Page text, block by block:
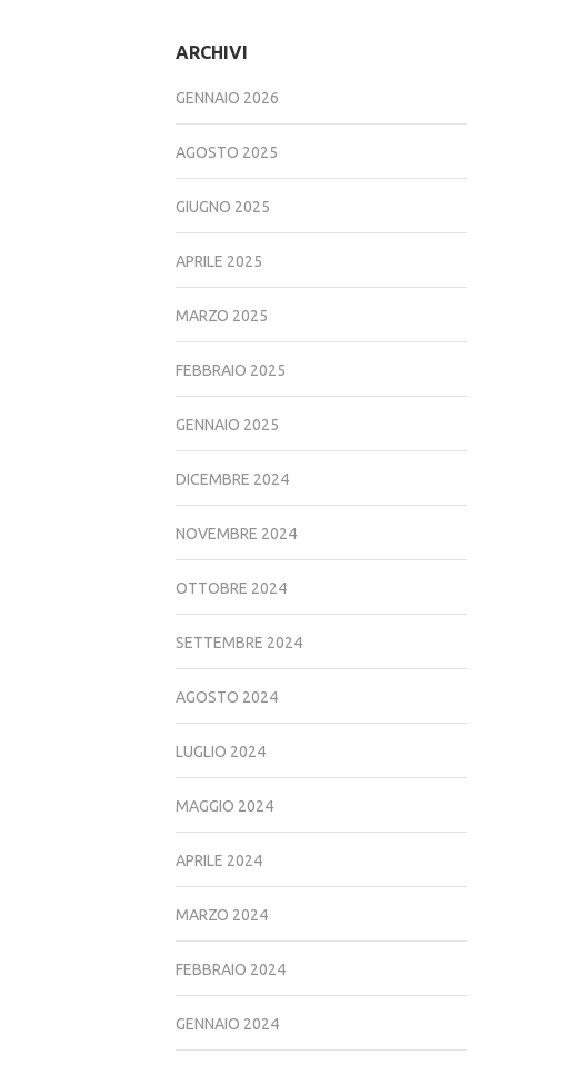
ARCHIVI
GENNAIO 2026
AGOSTO 2025
GIUGNO 2025
APRILE 2025
MARZO 2025
FEBBRAIO 2025
GENNAIO 2025
DICEMBRE 2024
NOVEMBRE 2024
OTTOBRE 2024
SETTEMBRE 2024
AGOSTO 2024
LUGLIO 2024
MAGGIO 2024
APRILE 2024
MARZO 2024
FEBBRAIO 2024
GENNAIO 2024